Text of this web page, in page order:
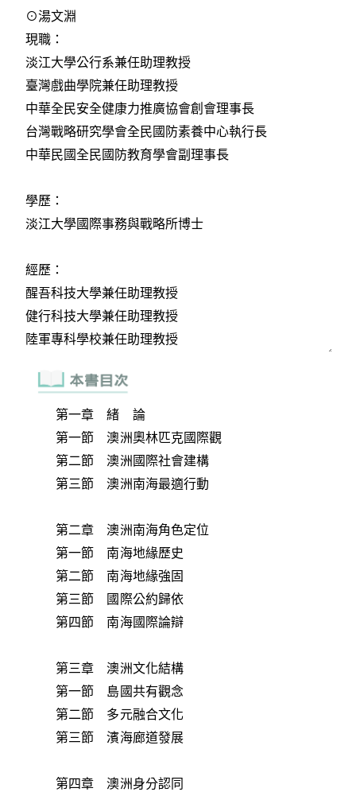
第一章 緒 論
第一節 澳洲奧林匹克國際觀
第二節 澳洲國際社會建構
第三節 澳洲南海最適行動
第二章 澳洲南海角色定位
第一節 南海地緣歷史
第二節 南海地緣強固
第三節 國際公約歸依
第四節 南海國際論辯
第三章 澳洲文化結構
第一節 島國共有觀念
第二節 多元融合文化
第三節 濱海廊道發展
第四章 澳洲身分認同